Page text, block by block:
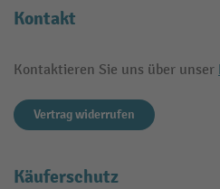
Kontakt
Kontaktieren Sie uns über unser
Vertrag widerrufen
Käuferschutz